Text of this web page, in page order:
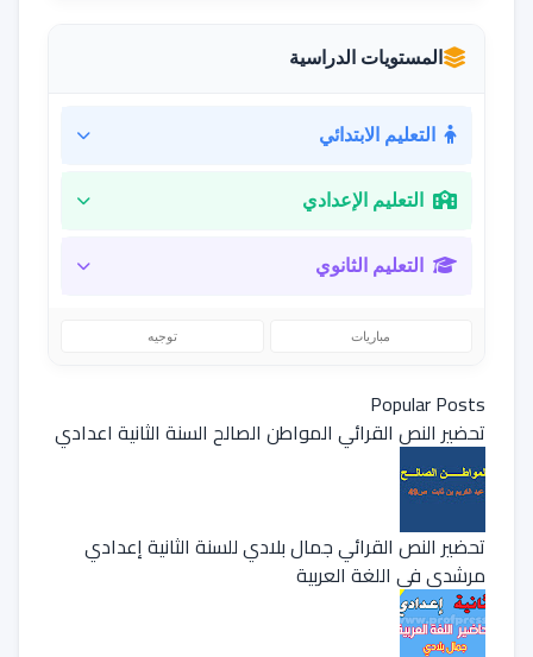
المستويات الدراسية
التعليم الابتدائي
التعليم الإعدادي
التعليم الثانوي
مباريات توجيه
Popular Posts
تحضير النص القرائي المواطن الصالح السنة الثانية اعدادي
تحضير النص القرائي جمال بلادي للسنة الثانية إعدادي
مرشدي في اللغة العربية